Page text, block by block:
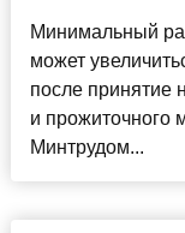
Минимальный
может
после принятие
и прожиточного
Минтрудом...